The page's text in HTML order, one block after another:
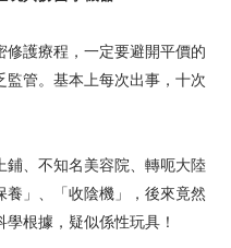
護療程，一定要避開平價的
管。基本上每次出事，十次
鋪、不知名美容院、轉呃大陸
」、「收陰機」，後來竟然
根據，疑似係性玩具！